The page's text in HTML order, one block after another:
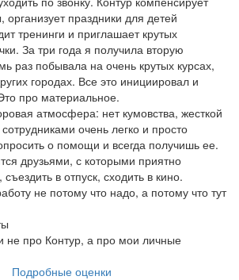
организует праздники для детей
тренинги и приглашает крутых
За три года я получила вторую
раз побывала на очень крутых курсах,
городах. Все это инициировал и
про материальное.
атмосфера: нет кумовства, жесткой
очень легко и просто
о помощи и всегда получишь ее.
друзьями, с которыми приятно
в отпуск, сходить в кино.
не потому что надо, а потому что тут
не про Контур, а про мои личные
Подробные оценки